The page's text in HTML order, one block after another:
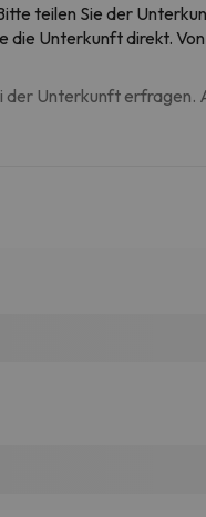
teilen Sie der
die Unterkunft direkt.
der Unterkunft erfragen.